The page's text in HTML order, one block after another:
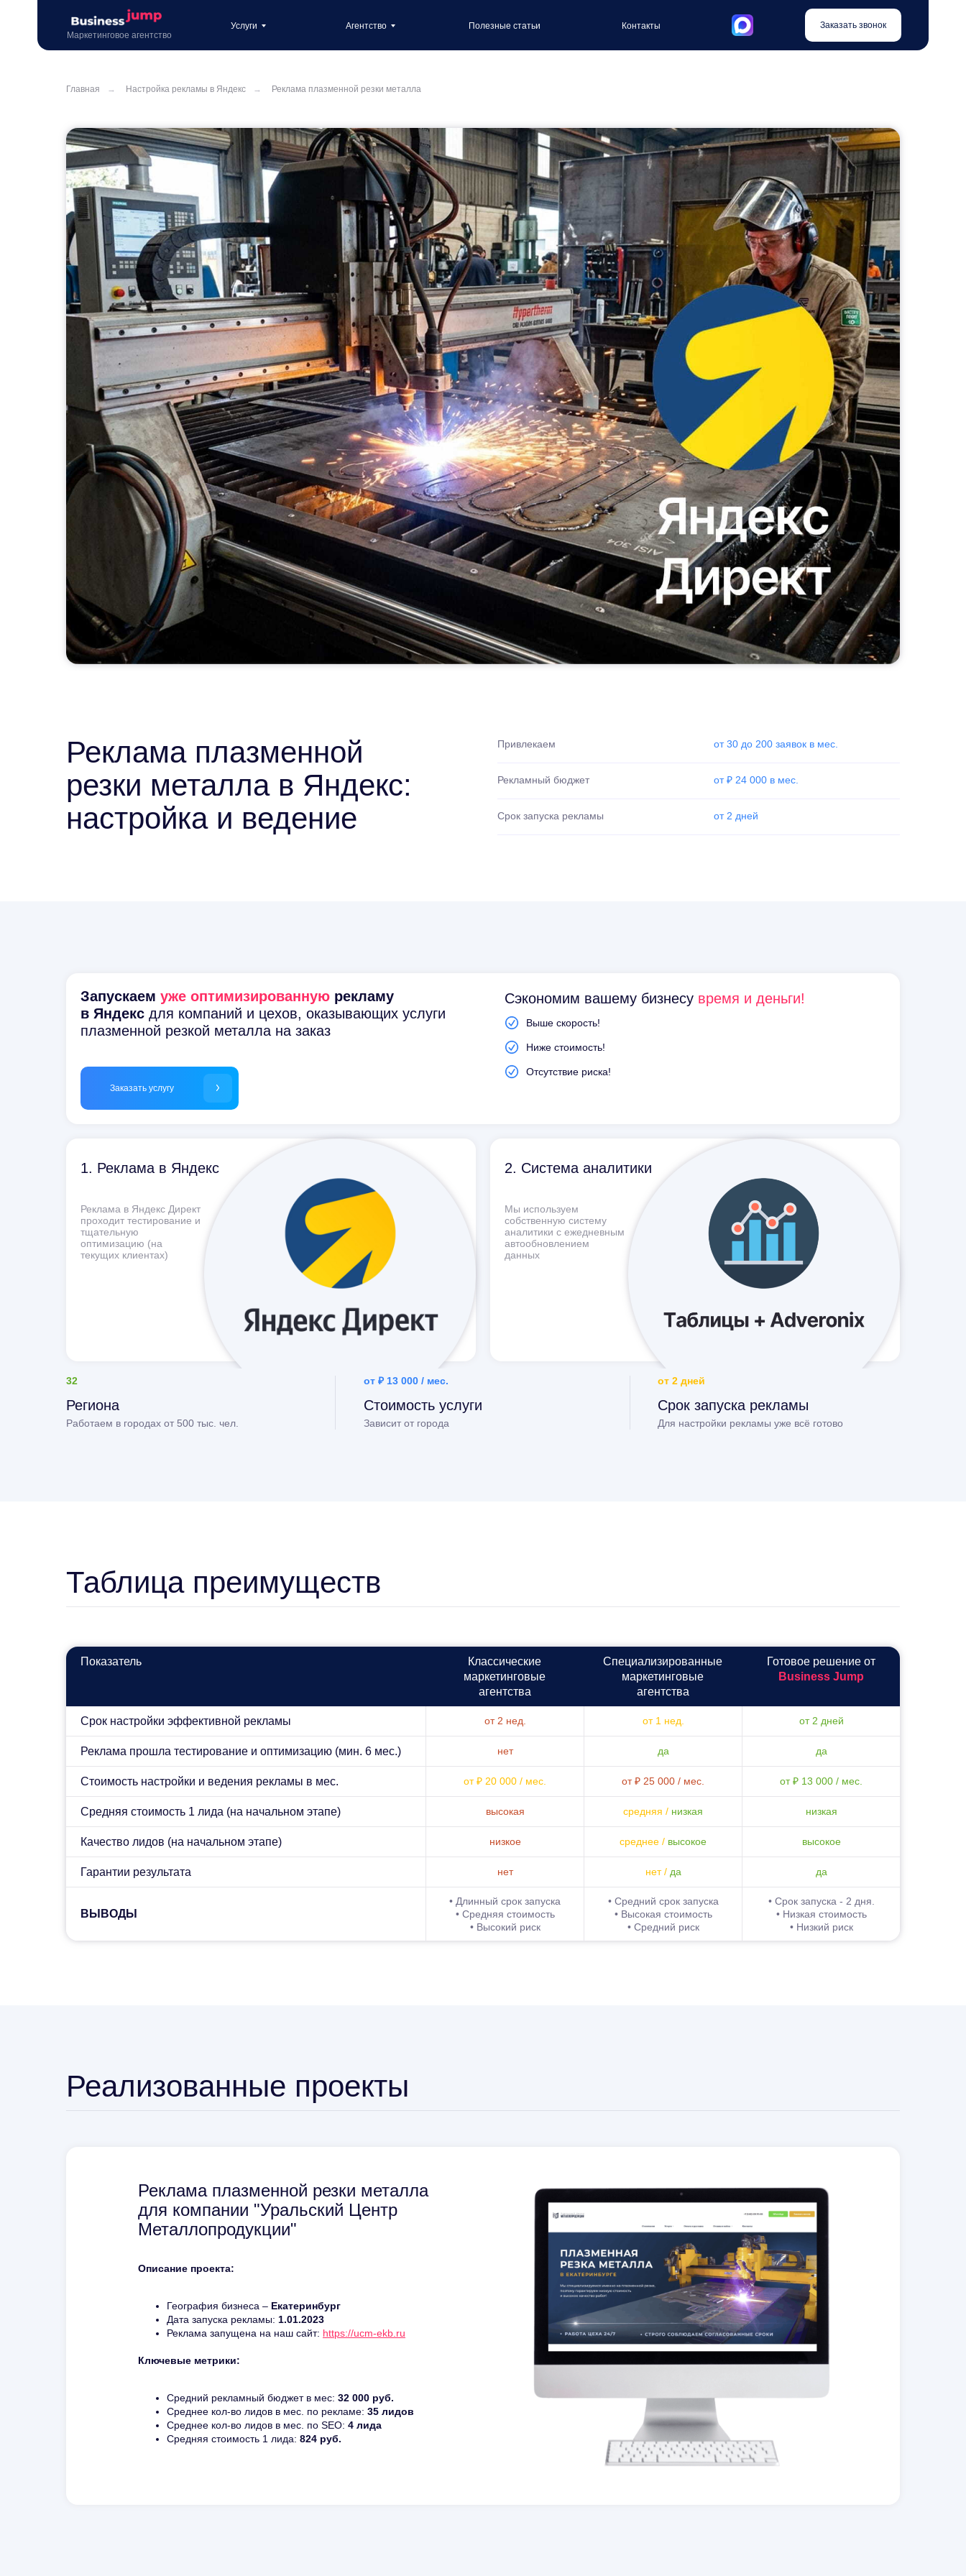
Полезные статьи Контакты
Заказать звонок
Маркетинговое агентство
Агентство
Услуги
Главная → Настройка рекламы в Яндекс → Реклама плазменной резки металла
Реклама плазменной
резки металла в Яндекс:
настройка и ведение
Привлекаем от 30 до 200 заявок в мес.
Рекламный бюджет от ₽ 24 000 в мес.
Срок запуска рекламы от 2 дней
Заказать услугу
Запускаем уже оптимизированную рекламу
в Яндекс для компаний и цехов, оказывающих услуги
плазменной резкой металла на заказ
Сэкономим вашему бизнесу время и деньги!
Выше скорость!
Отсутствие риска!
Ниже стоимость!
1. Реклама в Яндекс
Реклама в Яндекс Директ
проходит тестирование и
тщательную
оптимизацию (на
текущих клиентах)
Мы используем
собственную систему
аналитики с ежедневным
автообновлением
данных
2. Система аналитики
Зависит от города
Стоимость услуги
Работаем в городах от 500 тыс. чел.
Региона
Для настройки рекламы уже всё готово
Срок запуска рекламы
от ₽ 13 000 / мес.
32 от 2 дней
Таблица преимуществ
Показатель
Классические
маркетинго­вые
агентства
Специализиро­ванные
маркетинго­вые
агентства
Готовое решение от
Business Jump
Срок настройки эффективной рекламы от 2 нед. от 1 нед. от 2 дней
Реклама прошла тестирование и оптимизацию (мин. 6 мес.) нет да да
Стоимость настройки и ведения рекламы в мес. от ₽ 20 000 / мес. от ₽ 25 000 / мес. от ₽ 13 000 / мес.
Средняя стоимость 1 лида (на начальном этапе) высокая средняя / низкая низкая
Качество лидов (на начальном этапе) низкое среднее / высокое высокое
Гарантии результата нет нет / да да
ВЫВОДЫ
• Длинный срок запуска
• Средняя стоимость
• Высокий риск
• Средний срок запуска
• Высокая стоимость
• Средний риск
• Срок запуска - 2 дня.
• Низкая стоимость
• Низкий риск
Реализованные проекты
Описание проекта:
География бизнеса – Екатеринбург
Дата запуска рекламы: 1.01.2023
Реклама запущена на наш сайт: https://ucm-ekb.ru
Ключевые метрики:
Средний рекламный бюджет в мес: 32 000 руб.
Среднее кол-во лидов в мес. по рекламе: 35 лидов
Среднее кол-во лидов в мес. по SEO: 4 лида
Средняя стоимость 1 лида: 824 руб.
Реклама плазменной резки металла
для компании "Уральский Центр
Металлопродукции"